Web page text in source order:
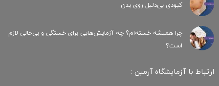
کبودی‌ بی‌دلیل روی بدن
چرا همیشه خسته‌ام؟ چه آزمایش‌هایی برای خستگی و بی‌حالی لازم
است؟
ارتباط با آزمایشگاه آرمین :